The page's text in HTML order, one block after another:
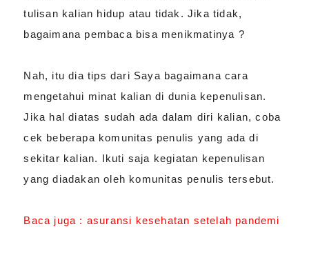
tulisan kalian hidup atau tidak. Jika tidak,
bagaimana pembaca bisa menikmatinya ?
Nah, itu dia tips dari Saya bagaimana cara
mengetahui minat kalian di dunia kepenulisan.
Jika hal diatas sudah ada dalam diri kalian, coba
cek beberapa komunitas penulis yang ada di
sekitar kalian. Ikuti saja kegiatan kepenulisan
yang diadakan oleh komunitas penulis tersebut.
Baca juga : asuransi kesehatan setelah pandemi